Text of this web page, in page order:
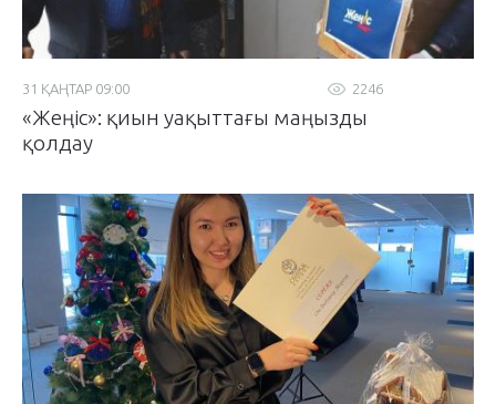
2246
31 ҚАҢТАР 09:00
«Жеңіс»: қиын уақыттағы маңызды
қолдау